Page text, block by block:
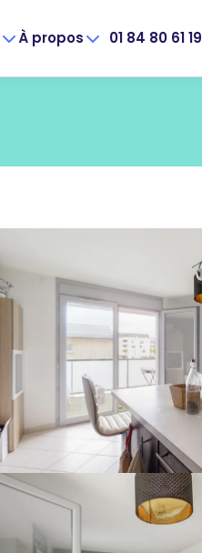
À propos 01 84 80 61 19